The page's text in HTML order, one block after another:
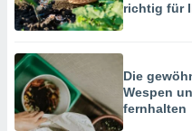
richtig für
Die
Wespen
fernhalten